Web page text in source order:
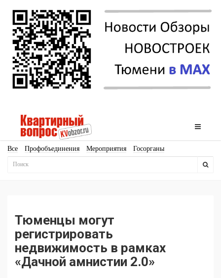
Все Профобъединения Мероприятия Госорганы
Новостройки
Поздравляем
Ещё
Тюменцы могут
регистрировать
недвижимость в рамках
«Дачной амнистии 2.0»